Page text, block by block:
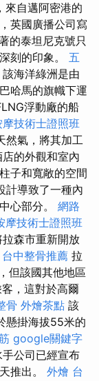
來自邁阿密港的
英國廣播公司寫
的泰坦尼克號只
刻的印象。 五
海洋綠洲是由
哈馬的旗幟下運
浮動廠的船
摩技術士證照班
然氣，將其加工
的外觀和室內
子和寬敞的空間
計導致了一種內
心部分。 網路
摩技術士證照班
森市重新開放
台中整骨推薦 拉
但該國其他地區
，這對於高爾
骨 外燴茶點 該
懸掛海拔55米的
google關鍵字
公司已經宣布
推出。 外燴 台